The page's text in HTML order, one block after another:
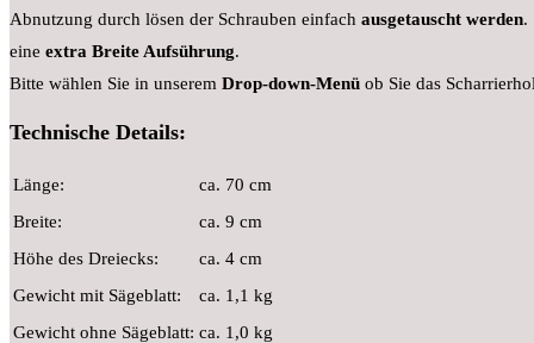
Abnutzung durch lösen der Schrauben einfach ausgetauscht werden.
eine extra Breite Aufsührung.
Bitte wählen Sie in unserem Drop-down-Menü ob Sie das
Technische Details:
Länge:
ca. 70 cm
Breite:
ca. 9 cm
Höhe des Dreiecks:
ca. 4 cm
Gewicht mit Sägeblatt:
ca. 1,1 kg
Gewicht ohne Sägeblatt: ca. 1,0 kg